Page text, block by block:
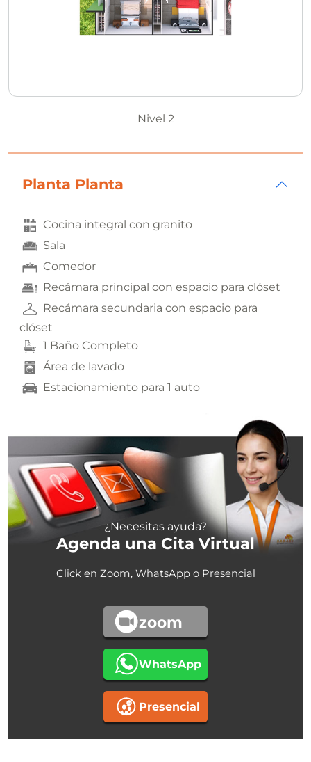
Nivel 2
Planta Planta
Cocina integral con granito
Sala
Comedor
Recámara principal con espacio para clóset
Recámara secundaria con espacio para
clóset
1 Baño Completo
Área de lavado
Estacionamiento para 1 auto
¿Necesitas ayuda?
Agenda una Cita Virtual
Click en Zoom, WhatsApp o Presencial
zoom
WhatsApp
Presencial